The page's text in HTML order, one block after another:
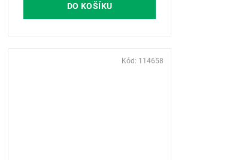
DO KOŠÍKU
Kód: 114658